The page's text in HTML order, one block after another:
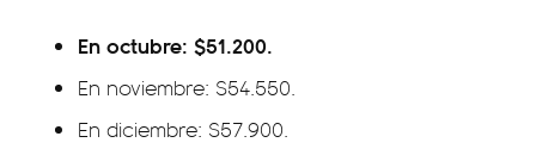
En octubre: $51.200.
En noviembre: $54.550.
En diciembre: $57.900.